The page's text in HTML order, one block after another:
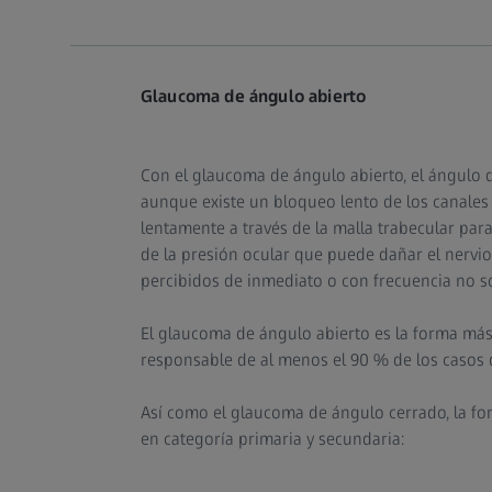
Glaucoma de ángulo abierto
Con el glaucoma de ángulo abierto, el ángulo
aunque existe un bloqueo lento de los
lentamente a través de la malla trabecular
de la presión ocular que puede dañar el
percibidos de inmediato o con frecuencia no
El glaucoma de ángulo abierto es la forma
responsable de al menos el 90 % de los
Así como el glaucoma de ángulo cerrado, la
en categoría primaria y secundaria: